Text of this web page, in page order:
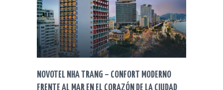
NOVOTEL NHA TRANG – CONFORT MODERNO
FRENTE AL MAR EN EL CORAZÓN DE LA CIUDAD